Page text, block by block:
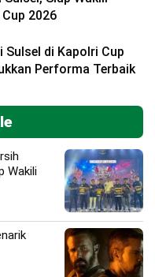
2026
di Kapolri Cup
Performa Terbaik
Wakili